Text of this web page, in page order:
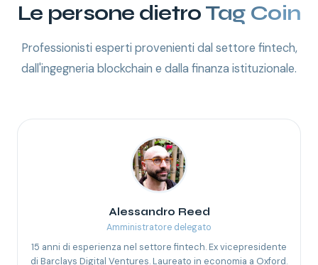
Le persone dietro Tag Coin
Professionisti esperti provenienti dal settore fintech,
dall'ingegneria blockchain e dalla finanza istituzionale.
Alessandro Reed
Amministratore delegato
15 anni di esperienza nel settore fintech. Ex vicepresidente
di Barclays Digital Ventures. Laureato in economia a Oxford.